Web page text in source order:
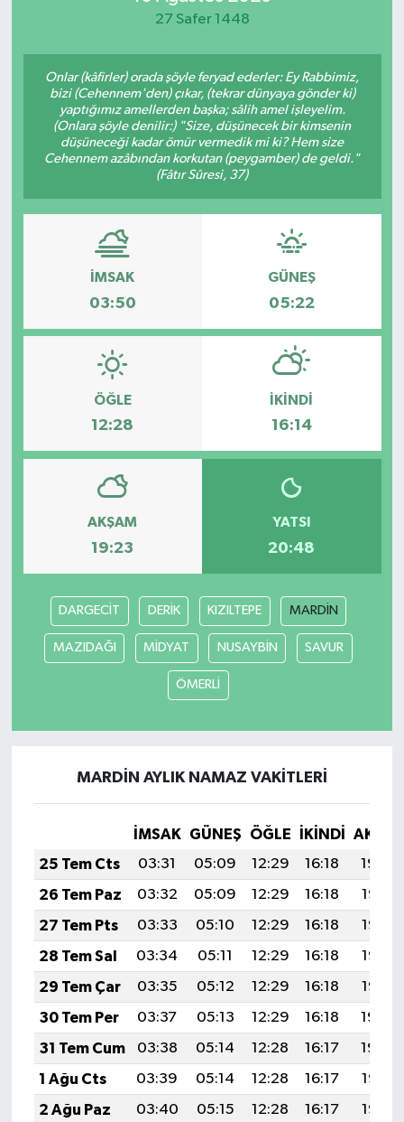
27 Safer 1448
Onlar (kâfirler) orada şöyle feryad ederler: Ey Rabbimiz,
bizi (Cehennem'den) çıkar, (tekrar dünyaya gönder ki)
yaptığımız amellerden başka; sâlih amel işleyelim.
(Onlara şöyle denilir:) "Size, düşünecek bir kimsenin
düşüneceği kadar ömür vermedik mi ki? Hem size
Cehennem azâbından korkutan (peygamber) de geldi."
(Fâtır Sûresi, 37)
İMSAK
03:50
GÜNEŞ
05:22
ÖĞLE
12:28
İKINDI
16:14
AKŞAM
19:23
YATSI
20:48
DARGECİT DERİK KIZILTEPE MARDİN
MAZIDAĞI MİDYAT NUSAYBİN SAVUR
ÖMERLİ
MARDİN AYLIK NAMAZ VAKITLERI
İMSAK GÜNEŞ ÖĞLE İKINDI
25 Tem Cts
03:31 05:09 12:29 16:18
19:39
26 Tem Paz
03:32 05:09 12:29 16:18
19:38
27 Tem Pts
03:33 05:10 12:29 16:18
19:37
28 Tem Sal
03:34 05:11 12:29 16:18
19:36
29 Tem Çar
03:35 05:12 12:29 16:18
19:35
30 Tem Per
03:37 05:13 12:29 16:18
19:34
31 Tem Cum
03:38 05:14 12:28 16:17
19:34
1 Ağu Cts
03:39 05:14 12:28 16:17
19:33
2 Ağu Paz
03:40 05:15 12:28 16:17
19:32